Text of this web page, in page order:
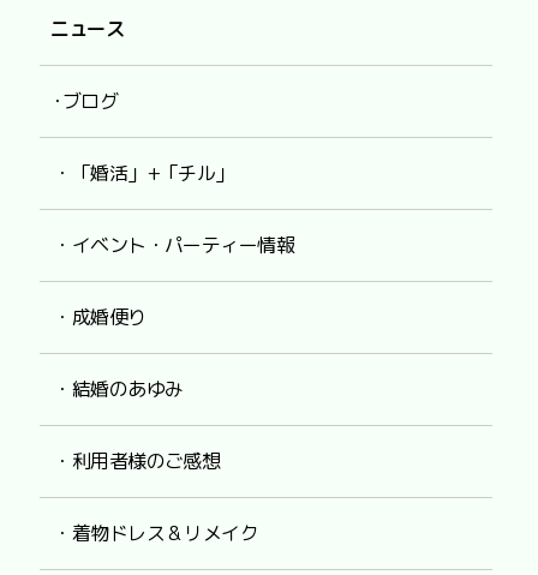
ニュース
･ブログ
・「婚活」+「チル」
・イベント・パーティー情報
・成婚便り
・結婚のあゆみ
・利用者様のご感想
・着物ドレス & リメイク